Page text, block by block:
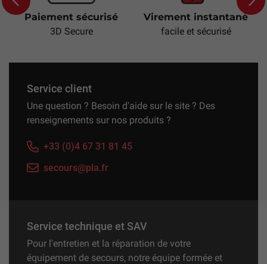
Previous
Paiement sécurisé
3D Secure
Virement instantané
facile et sécurisé
Service client
Une question ? Besoin d'aide sur le site ? Des
renseignements sur nos produits ?
+33 (0)4 67 31 81 45
secours@pla.fr
Service technique et SAV
Pour l'entretien et la réparation de votre
équipement de secours, notre équipe formée et